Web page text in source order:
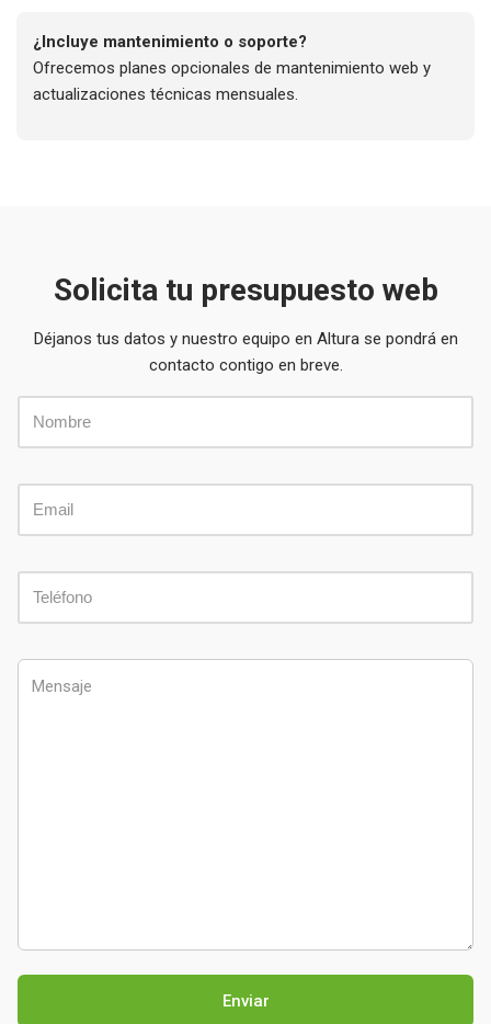
¿Incluye mantenimiento o soporte?
Ofrecemos planes opcionales de mantenimiento web y
actualizaciones técnicas mensuales.
Solicita tu presupuesto web
Déjanos tus datos y nuestro equipo en Altura se pondrá en
contacto contigo en breve.